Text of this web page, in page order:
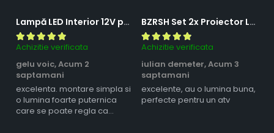
Lampă LED Interior 12V pentru Dubă, Camper și Rulotă - 180LED, 33 cm, 3 Temperaturii de Culoare, Intensitate Reglabilă, Iluminare Compartiment Marfă
Achizitie verificata
gelu voic,Acum 2
saptamani
excelenta. montare simpla si
o lumina foarte puternica
care se poate regla ca
BZRSH Set 2x Proiector LED Bufnita 50W Lupa 2 Faze Alb-Galben 12-24V Moto ATV
Achizitie verificata
iulian demeter,Acum 3
saptamani
excelente, au o lumina buna,
perfecte pentru un atv